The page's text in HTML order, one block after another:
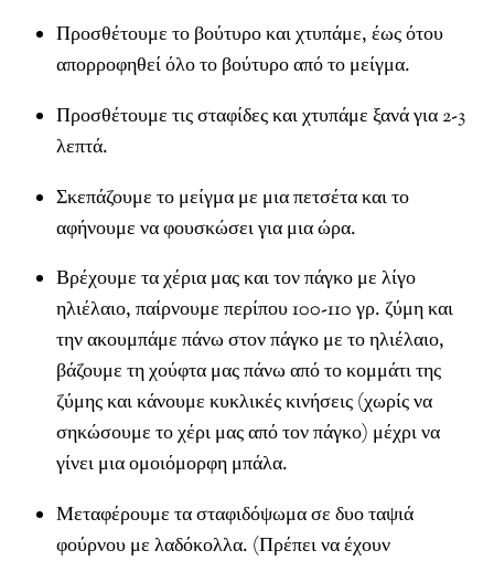
Προσθέτουμε το βούτυρο και χτυπάμε, έως ότου
απορροφηθεί όλο το βούτυρο από το μείγμα.
Προσθέτουμε τις σταφίδες και χτυπάμε ξανά για 2-3
λεπτά.
Σκεπάζουμε το μείγμα με μια πετσέτα και το
αφήνουμε να φουσκώσει για μια ώρα.
Βρέχουμε τα χέρια μας και τον πάγκο με λίγο
ηλιέλαιο, παίρνουμε περίπου 100-110 γρ. ζύμη και
την ακουμπάμε πάνω στον πάγκο με το ηλιέλαιο,
βάζουμε τη χούφτα μας πάνω από το κομμάτι της
ζύμης και κάνουμε κυκλικές κινήσεις (χωρίς να
σηκώσουμε το χέρι μας από τον πάγκο) μέχρι να
γίνει μια ομοιόμορφη μπάλα.
Μεταφέρουμε τα σταφιδόψωμα σε δυο ταψιά
φούρνου με λαδόκολλα. (Πρέπει να έχουν